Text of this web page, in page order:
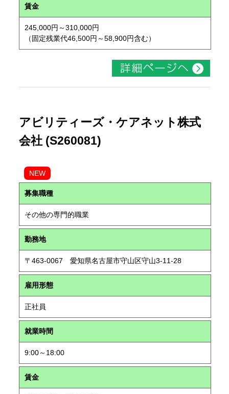
賃金
245,000円～310,000円
（固定残業代46,500円～58,900円含む）
アビリティーズ・ケアネット株式
会社 (S260081)
NEW
募集職種
その他の専門的職業
勤務地
〒463-0067 愛知県名古屋市守山区守山3-11-28
雇用形態
正社員
就業時間
9:00～18:00
賃金